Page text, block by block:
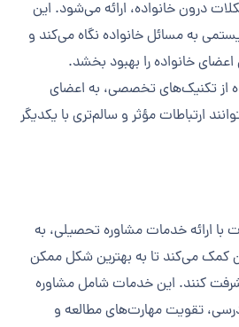
درون خانواده، ارائه می‌شود. این
به مسائل خانواده نگاه می‌کند و
خانواده را بهبود بخشد.
از تکنیک‌های تخصصی، به اعضای
ارتباطات مؤثر و سالم‌تری با یکدیگر
با ارائه خدمات مشاوره تحصیلی، به
کمک می‌کند تا به بهترین شکل ممکن
کنند. این خدمات شامل مشاوره
درسی، تقویت مهارت‌های مطالعه و